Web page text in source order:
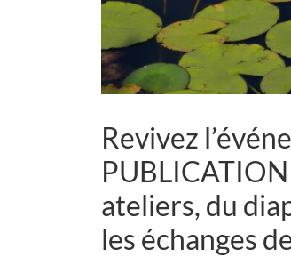
Revivez
ateliers, du
les échanges